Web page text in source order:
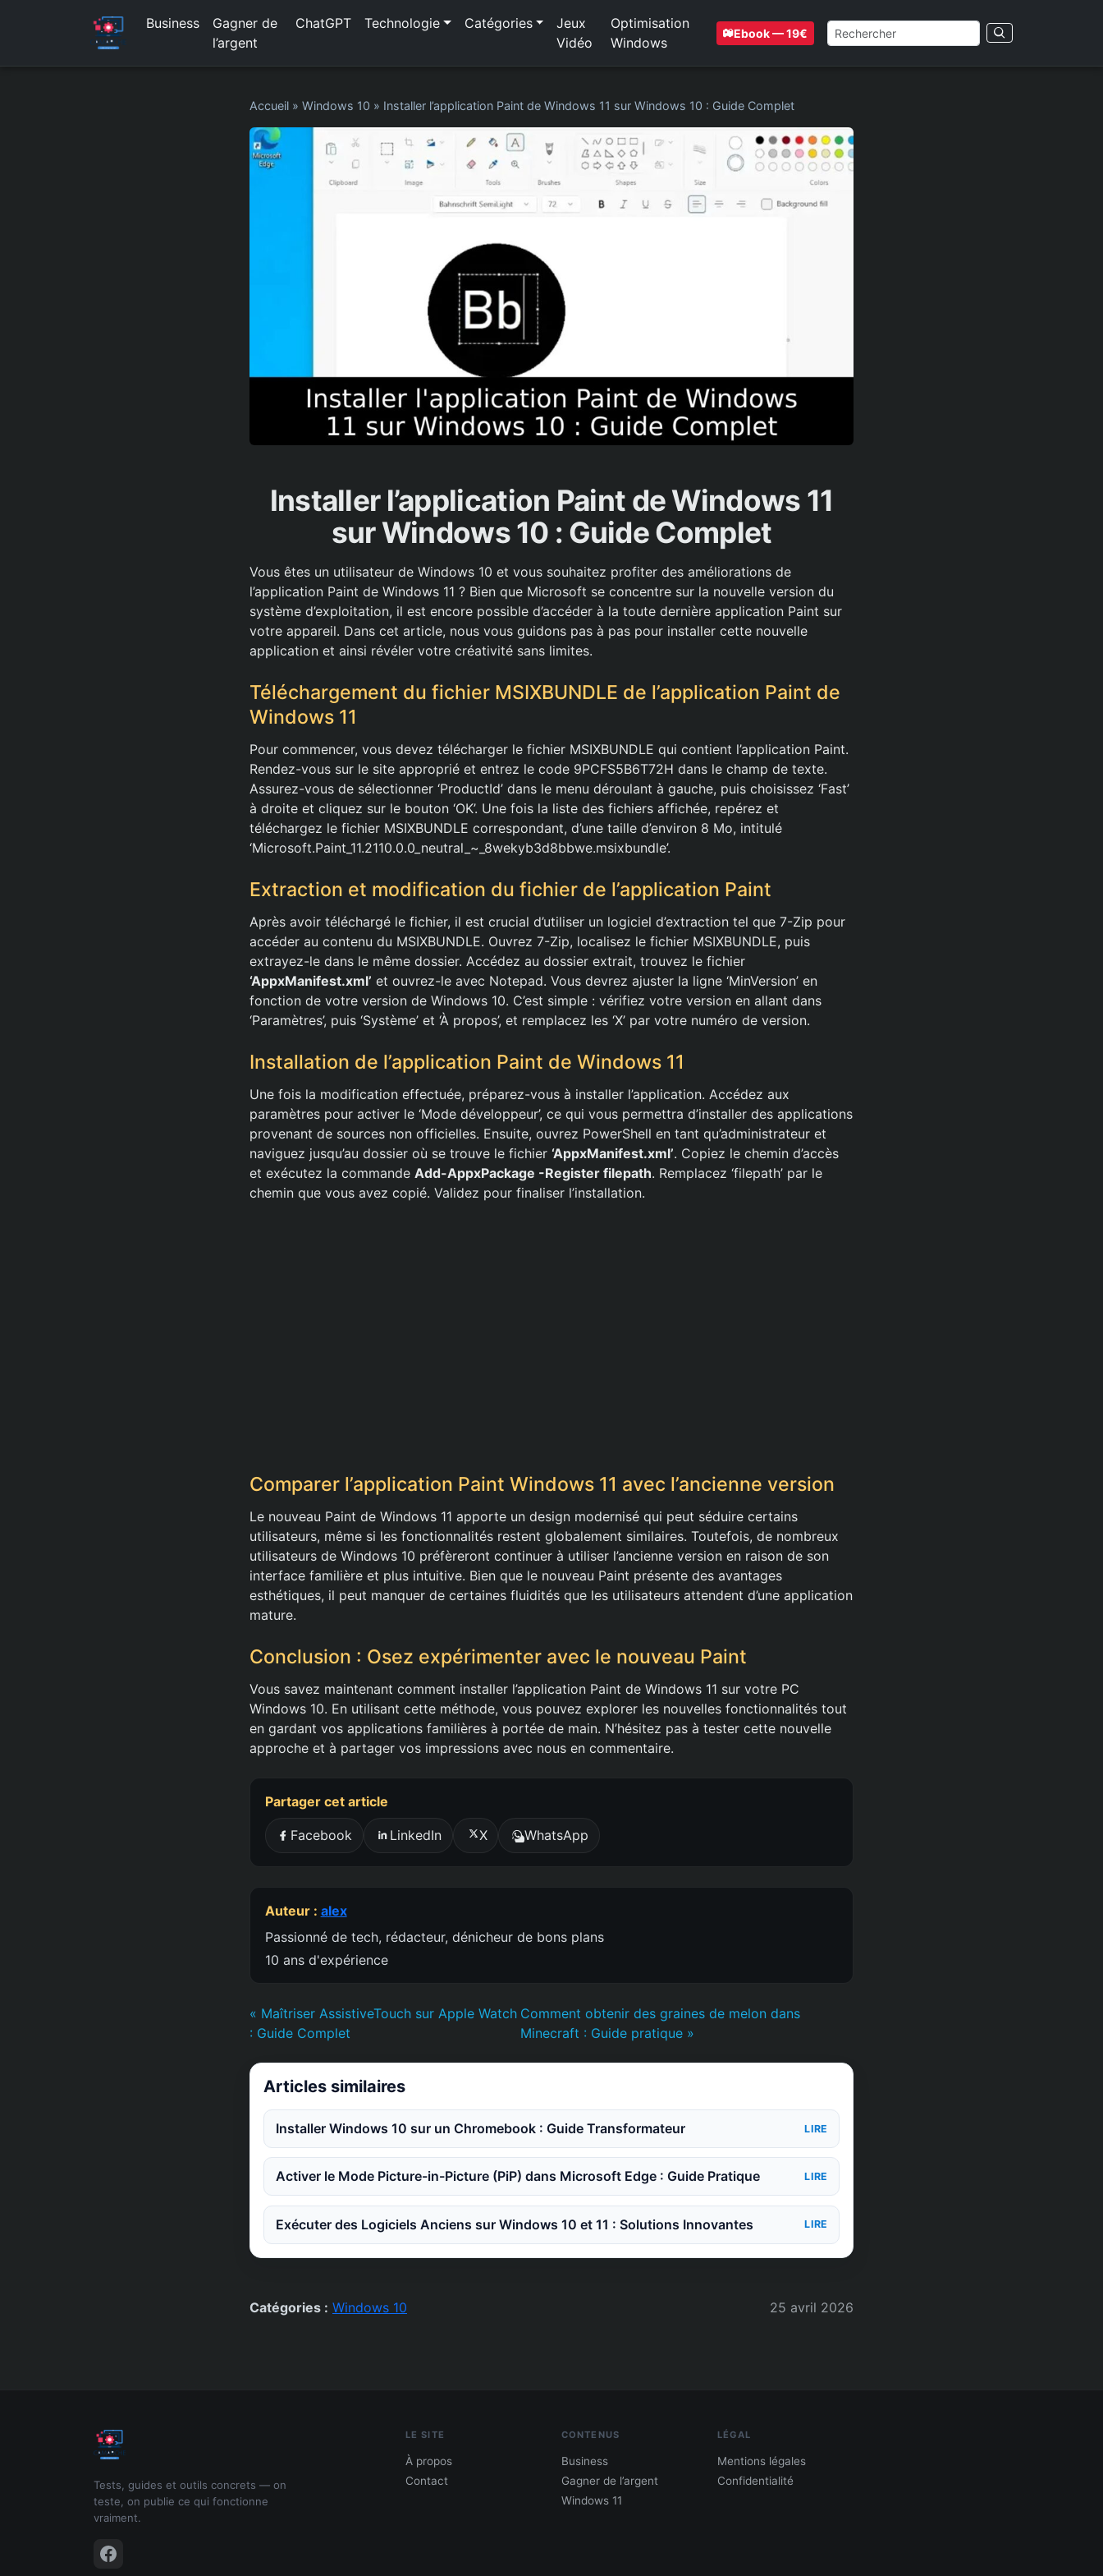
Business
Gagner de
l’argent
ChatGPT Technologie Catégories
Jeux
Vidéo
Optimisation
Windows
Ebook — 19€
Accueil » Windows 10 » Installer l’application Paint de Windows 11 sur Windows 10 : Guide Complet
Installer l’application Paint de Windows 11
sur Windows 10 : Guide Complet
Vous êtes un utilisateur de Windows 10 et vous souhaitez profiter des améliorations de
l’application Paint de Windows 11 ? Bien que Microsoft se concentre sur la nouvelle version du
système d’exploitation, il est encore possible d’accéder à la toute dernière application Paint sur
votre appareil. Dans cet article, nous vous guidons pas à pas pour installer cette nouvelle
application et ainsi révéler votre créativité sans limites.
Téléchargement du fichier MSIXBUNDLE de l’application Paint de
Windows 11
Pour commencer, vous devez télécharger le fichier MSIXBUNDLE qui contient l’application Paint.
Rendez-vous sur le site approprié et entrez le code 9PCFS5B6T72H dans le champ de texte.
Assurez-vous de sélectionner ‘ProductId’ dans le menu déroulant à gauche, puis choisissez ‘Fast’
à droite et cliquez sur le bouton ‘OK’. Une fois la liste des fichiers affichée, repérez et
téléchargez le fichier MSIXBUNDLE correspondant, d’une taille d’environ 8 Mo, intitulé
‘Microsoft.Paint_11.2110.0.0_neutral_~_8wekyb3d8bbwe.msixbundle’.
Extraction et modification du fichier de l’application Paint
Après avoir téléchargé le fichier, il est crucial d’utiliser un logiciel d’extraction tel que 7-Zip pour
accéder au contenu du MSIXBUNDLE. Ouvrez 7-Zip, localisez le fichier MSIXBUNDLE, puis
extrayez-le dans le même dossier. Accédez au dossier extrait, trouvez le fichier
‘AppxManifest.xml’ et ouvrez-le avec Notepad. Vous devrez ajuster la ligne ‘MinVersion’ en
fonction de votre version de Windows 10. C’est simple : vérifiez votre version en allant dans
‘Paramètres’, puis ‘Système’ et ‘À propos’, et remplacez les ‘X’ par votre numéro de version.
Installation de l’application Paint de Windows 11
Une fois la modification effectuée, préparez-vous à installer l’application. Accédez aux
paramètres pour activer le ‘Mode développeur’, ce qui vous permettra d’installer des applications
provenant de sources non officielles. Ensuite, ouvrez PowerShell en tant qu’administrateur et
naviguez jusqu’au dossier où se trouve le fichier ‘AppxManifest.xml’. Copiez le chemin d’accès
et exécutez la commande Add-AppxPackage -Register filepath. Remplacez ‘filepath’ par le
chemin que vous avez copié. Validez pour finaliser l’installation.
Comparer l’application Paint Windows 11 avec l’ancienne version
Le nouveau Paint de Windows 11 apporte un design modernisé qui peut séduire certains
utilisateurs, même si les fonctionnalités restent globalement similaires. Toutefois, de nombreux
utilisateurs de Windows 10 préfèreront continuer à utiliser l’ancienne version en raison de son
interface familière et plus intuitive. Bien que le nouveau Paint présente des avantages
esthétiques, il peut manquer de certaines fluidités que les utilisateurs attendent d’une application
mature.
Conclusion : Osez expérimenter avec le nouveau Paint
Vous savez maintenant comment installer l’application Paint de Windows 11 sur votre PC
Windows 10. En utilisant cette méthode, vous pouvez explorer les nouvelles fonctionnalités tout
en gardant vos applications familières à portée de main. N’hésitez pas à tester cette nouvelle
approche et à partager vos impressions avec nous en commentaire.
Partager cet article
Facebook LinkedIn X WhatsApp
Auteur : alex
Passionné de tech, rédacteur, dénicheur de bons plans
10 ans d'expérience
« Maîtriser AssistiveTouch sur Apple Watch
: Guide Complet
Comment obtenir des graines de melon dans
Minecraft : Guide pratique »
Articles similaires
Installer Windows 10 sur un Chromebook : Guide Transformateur LIRE
Activer le Mode Picture-in-Picture (PiP) dans Microsoft Edge : Guide Pratique LIRE
Exécuter des Logiciels Anciens sur Windows 10 et 11 : Solutions Innovantes LIRE
Catégories : Windows 10 25 avril 2026
Tests, guides et outils concrets — on
teste, on publie ce qui fonctionne
vraiment.
LE SITE
À propos
Contact
CONTENUS
Business
Gagner de l’argent
Windows 11
LÉGAL
Mentions légales
Confidentialité